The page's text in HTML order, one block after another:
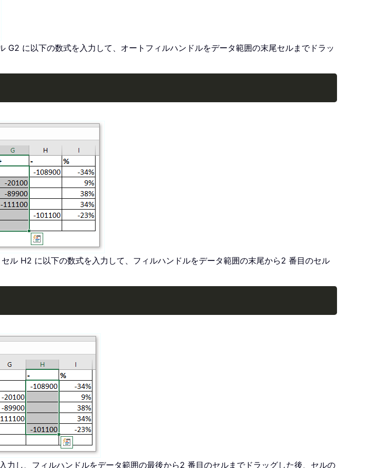
に以下の数式を入力して、オートフィルハンドルをデータ範囲の末尾セルまでドラッ
ル H2 に以下の数式を入力して、フィルハンドルをデータ範囲の末尾から2 番目のセル
し、フィルハンドルをデータ範囲の最後から2 番目のセルまでドラッグした後、セルの